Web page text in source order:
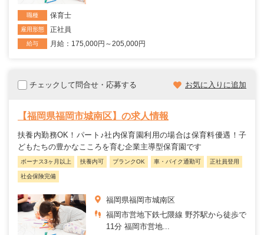
職種 保育士
雇用形態 正社員
給与 月給：175,000円～205,000円
チェックして問合せ・応募する お気に入りに追加
【福岡県福岡市城南区】の求人情報
扶養内勤務OK！パート♪社内保育園利用の場合は保育料優遇！子
どもたちの豊かなこころを育む企業主導型保育園です
ボーナス3ヶ月以上 扶養内可 ブランクOK 車・バイク通勤可 正社員登用
社会保険完備
福岡県福岡市城南区
福岡市営地下鉄七隈線 野芥駅から徒歩で
11分 福岡市営地...